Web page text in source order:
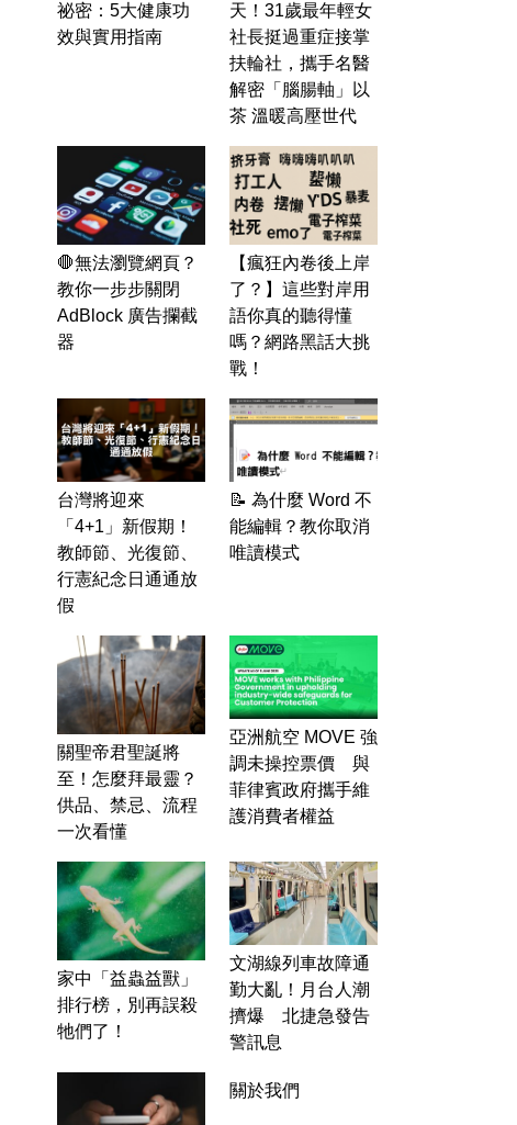
祕密：5大健康功
效與實用指南
天！31歲最年輕女
社長挺過重症接掌
扶輪社，攜手名醫
解密「腦腸軸」以
茶 溫暖高壓世代
🛑無法瀏覽網頁？
教你一步步關閉
AdBlock 廣告攔截
器
【瘋狂內卷後上岸
了？】這些對岸用
語你真的聽得懂
嗎？網路黑話大挑
戰！
台灣將迎來
「4+1」新假期！
教師節、光復節、
行憲紀念日通通放
假
📝 為什麼 Word 不
能編輯？教你取消
唯讀模式
關聖帝君聖誕將
至！怎麼拜最靈？
供品、禁忌、流程
一次看懂
亞洲航空 MOVE 強
調未操控票價 與
菲律賓政府攜手維
護消費者權益
家中「益蟲益獸」
排行榜，別再誤殺
牠們了！
文湖線列車故障通
勤大亂！月台人潮
擠爆 北捷急發告
警訊息
關於我們